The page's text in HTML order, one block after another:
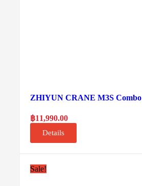
ZHIYUN CRANE M3S Combo
฿11,990.00
Details
Sale!